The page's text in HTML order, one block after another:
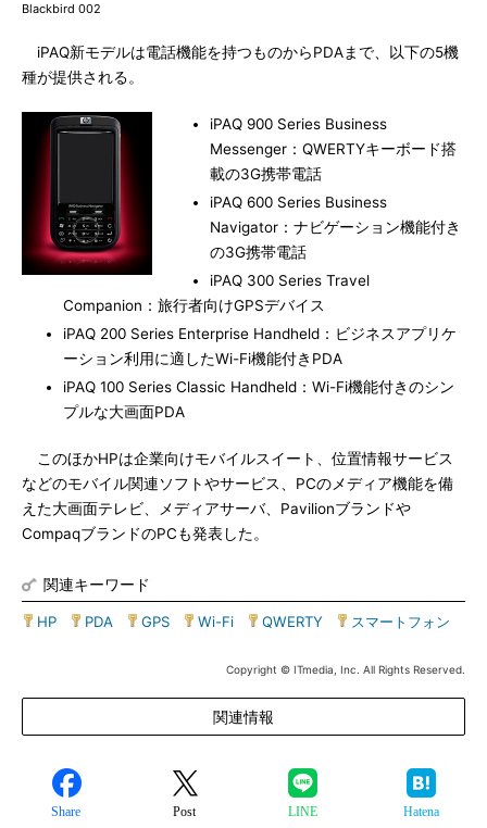
Blackbird 002
iPAQ新モデルは電話機能を持つものからPDAまで、以下の5機
種が提供される。
iPAQ 900 Series Business
Messenger：QWERTYキーボード搭
載の3G携帯電話
iPAQ 600 Series Business
Navigator：ナビゲーション機能付き
の3G携帯電話
iPAQ 300 Series Travel
Companion：旅行者向けGPSデバイス
iPAQ 200 Series Enterprise Handheld：ビジネスアプリケ
ーション利用に適したWi-Fi機能付きPDA
iPAQ 100 Series Classic Handheld：Wi-Fi機能付きのシン
プルな大画面PDA
このほかHPは企業向けモバイルスイート、位置情報サービス
などのモバイル関連ソフトやサービス、PCのメディア機能を備
えた大画面テレビ、メディアサーバ、Pavilionブランドや
CompaqブランドのPCも発表した。
関連キーワード
HP PDA GPS Wi-Fi QWERTY スマートフォン
Copyright © ITmedia, Inc. All Rights Reserved.
関連情報
Share Post LINE Hatena